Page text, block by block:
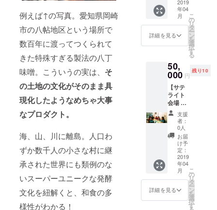
例えば↑の写真。愛知県岡崎
市の八帖地区という場所で
数百年に渡ってつくられて
きた特殊すぎる製法の八丁
味噌。こういうの実は、 そ
の土地の文化がそのまま具
現化したようなめちゃ大事
なプロダクト。
海、山、川に離島。人口わ
ずか数千人の小さな村に継
承された世界にも類例のな
いスーパーユニークな発酵
文化を紐解くと、和食の多
様性がわかる！
が万が
一！間
に合わ
たら後
日郵送
た小倉
ヒラク
の専門
である
麹のつ
チャー
しま
す。 ●
お礼
メール
●47発酵
サポー
ター限
定チ
ケット
1枚 ●展
覧会公
式書籍
1冊 ※会
場は東
ヒカリ
エで三
られま
す。 ●
お礼
メール
●47発酵
ケット
1枚 ●展
覧会公
式書籍
1冊 ※
メール
等でい
い感じ
の飲み
屋を設
定しま
み代は
都度相
場でチ
ケット
ケット
と展覧
会の内
容を凝
縮した
公式書
籍を1
らに関
連トー
クイベ
ントの
全てに
参加で
きるパ
スポー
ト（動
画配信
付き）
に加
え、
「提灯
広告」
に企業
名（お
2019
年04
月
詳細を見る
こ
の
リ
タ
ー
ン
を
選
択
す
る
50,
000 円
残り10
【サテ
ライト
会場 参
加権プ
ラン
（飲食
店向
け）】
展覧会
開催中
にあな
たのお
店で限
定メ
ニュー
を提供
支援
者：
0人
お届
け予
定：
2019
年04
月
詳細を見る
こ
の
リ
タ
ー
ン
を
選
択
す